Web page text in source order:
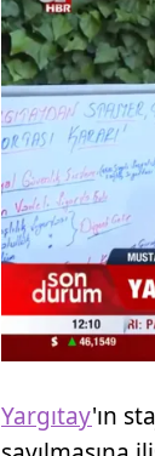
Yargıtay'ın